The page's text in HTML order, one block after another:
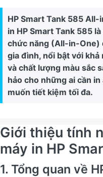
HP Smart Tank 585
in HP Smart Tank 585
chức năng (All-in-One)
gia đình, nổi bật với
và chất lượng màu sắc
hảo cho những ai cần
muốn tiết kiệm tối đa.
Giới thiệu tính
máy in HP
1. Tổng quan về